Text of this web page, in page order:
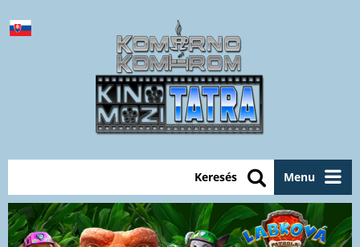
Menu
Keresés